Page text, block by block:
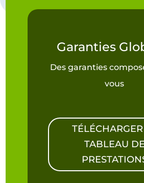
Garanties
Des garanties
vous
TABLEAU DE